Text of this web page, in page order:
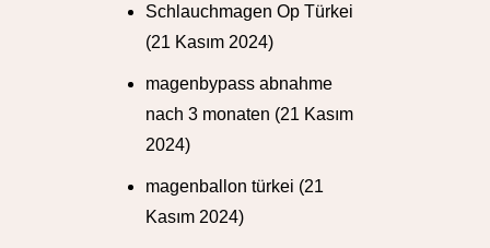
Schlauchmagen Op Türkei
(21 Kasım 2024)
magenbypass abnahme
nach 3 monaten (21 Kasım
2024)
magenballon türkei (21
Kasım 2024)